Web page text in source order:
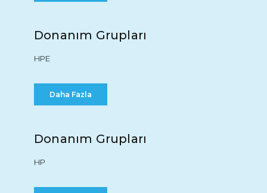
Donanım Grupları
HPE
Daha Fazla
Donanım Grupları
HP